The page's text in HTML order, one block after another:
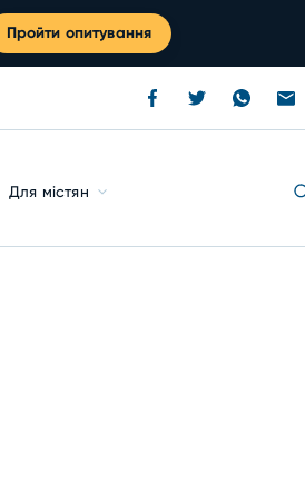
Пройти опитування
Для містян